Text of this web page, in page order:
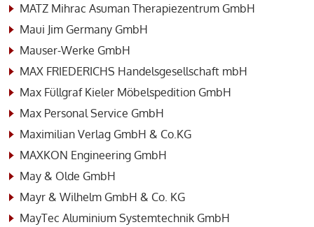
MATZ Mihrac Asuman Therapiezentrum GmbH
Maui Jim Germany GmbH
Mauser-Werke GmbH
MAX FRIEDERICHS Handelsgesellschaft mbH
Max Füllgraf Kieler Möbelspedition GmbH
Max Personal Service GmbH
Maximilian Verlag GmbH & Co.KG
MAXKON Engineering GmbH
May & Olde GmbH
Mayr & Wilhelm GmbH & Co. KG
MayTec Aluminium Systemtechnik GmbH